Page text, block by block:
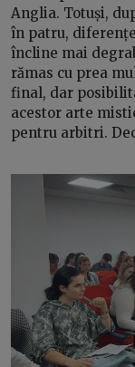
Anglia. Totuși,
în patru,
încline mai
rămas cu prea
final, dar
acestor arte
pentru arbitri.